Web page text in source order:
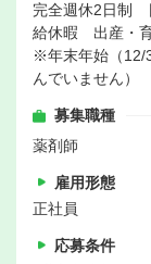
完全週休2日
給休暇 出産・
※年末年始（
んでいません）
募集職種
薬剤師
雇用形態
正社員
応募条件